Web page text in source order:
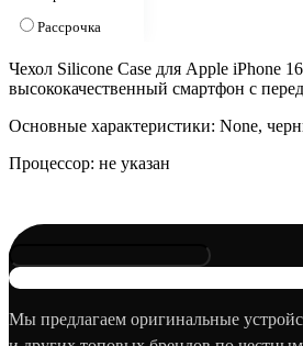
Рассрочка
Чехол Silicone Case для Apple iPhone
высококачественный смартфон с
Основные характеристики: None,
Процессор: не указан
Мы предлагаем оригинальные